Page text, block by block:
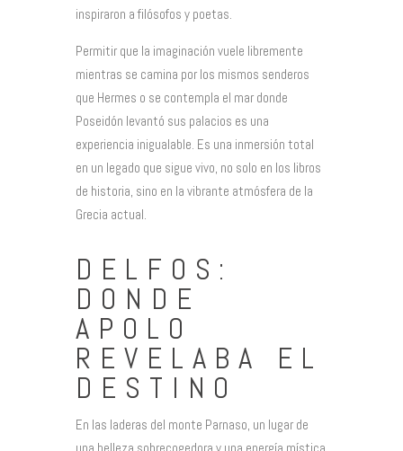
inspiraron a filósofos y poetas.
Permitir que la imaginación vuele libremente
mientras se camina por los mismos senderos
que Hermes o se contempla el mar donde
Poseidón levantó sus palacios es una
experiencia inigualable. Es una inmersión total
en un legado que sigue vivo, no solo en los libros
de historia, sino en la vibrante atmósfera de la
Grecia actual.
DELFOS:
DONDE
APOLO
REVELABA EL
DESTINO
En las laderas del monte Parnaso, un lugar de